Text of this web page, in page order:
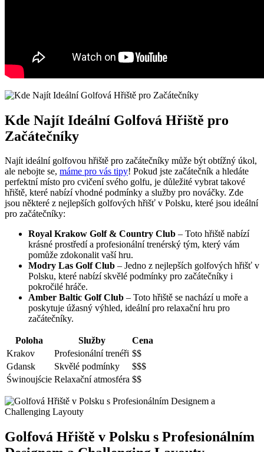
Kde Najít Ideální Golfová Hřiště pro
Začátečníky
Najít ideální golfovou hřiště pro začátečníky může být obtížný úkol,
ale nebojte se, máme pro vás tipy! Pokud jste začátečník a hledáte
perfektní místo pro cvičení svého golfu, je důležité vybrat takové
hřiště, které nabízí vhodné podmínky a služby pro nováčky. Zde
jsou některé z nejlepších golfových hřišť v Polsku, které jsou ideální
pro začátečníky:
Royal Krakow Golf & Country Club – Toto hřiště nabízí
krásné prostředí a profesionální trenérský tým, který vám
pomůže zdokonalit vaší hru.
Modry Las Golf Club – Jedno z nejlepších golfových hřišť v
Polsku, které nabízí skvělé podmínky pro začátečníky i
pokročilé hráče.
Amber Baltic Golf Club – Toto hřiště se nachází u moře a
poskytuje úžasný výhled, ideální pro relaxační hru pro
začátečníky.
Poloha Služby
Cena
Krakov
Profesionální trenéři $$
Gdansk
Skvělé podmínky
$$$
Świnoujście Relaxační atmosféra $$
Golfová Hřiště v Polsku s Profesionálním